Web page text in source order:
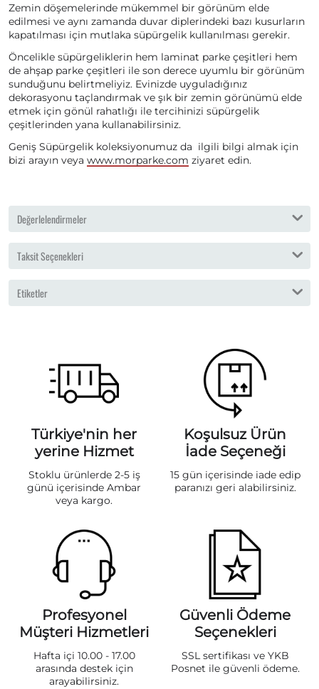
Zemin döşemelerinde mükemmel bir görünüm elde
edilmesi ve aynı zamanda duvar diplerindeki bazı kusurların
kapatılması için mutlaka süpürgelik kullanılması gerekir.
Öncelikle süpürgeliklerin hem laminat parke çeşitleri hem
de ahşap parke çeşitleri ile son derece uyumlu bir görünüm
sunduğunu belirtmeliyiz. Evinizde uyguladığınız
dekorasyonu taçlandırmak ve şık bir zemin görünümü elde
etmek için gönül rahatlığı ile tercihinizi süpürgelik
çeşitlerinden yana kullanabilirsiniz.
Geniş Süpürgelik koleksiyonumuz da ilgili bilgi almak için
bizi arayın veya www.morparke.com ziyaret edin.
Değerlelendirmeler
Taksit Seçenekleri
Etiketler
Türkiye'nin her
yerine Hizmet
Stoklu ürünlerde 2-5 iş
günü içerisinde Ambar
veya kargo.
Koşulsuz Ürün
İade Seçeneği
15 gün içerisinde iade edip
paranızı geri alabilirsiniz.
Profesyonel
Müşteri Hizmetleri
Hafta içi 10.00 - 17.00
arasında destek için
arayabilirsiniz.
Güvenli Ödeme
Seçenekleri
SSL sertifikası ve YKB
Posnet ile güvenli ödeme.